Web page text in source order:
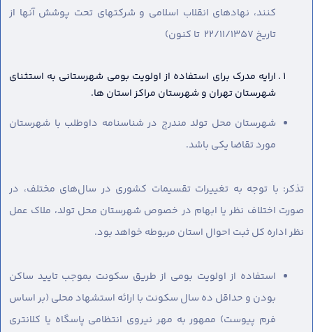
کنند، نهادهای انقلاب اسلامی و شرکتهای تحت پوشش آنها از
تاریخ 22/11/1357 تا کنون)
ارایه مدرک برای استفاده از اولویت بومی شهرستانی به استثنای
شهرستان تهران و شهرستان مراکز استان ها.
شهرستان محل تولد مندرج در شناسنامه داوطلب با شهرستان
مورد تقاضا یکی باشد.
تذکر: با توجه به تغییرات تقسیمات کشوری در سال‌های مختلف، در
صورت اختلاف نظر یا ابهام در خصوص شهرستان محل تولد، ملاک عمل
نظر اداره کل ثبت احوال استان مربوطه خواهد بود.
استفاده از اولویت بومی از طریق سکونت بموجب تایید ساکن
بودن و حداقل ده سال سکونت با ارائه استشهاد محلی (بر اساس
فرم پیوست) ممهور به مهر نیروی انتظامی پاسگاه یا کلانتری